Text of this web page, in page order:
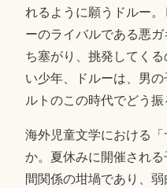
れるように願うドルー
ーのライバルである悪
ち塞がり、挑発してく
い少年、ドルーは、男
ルトのこの時代でどう振
海外児童文学における
か。夏休みに開催され
間関係の坩堝であり、弱